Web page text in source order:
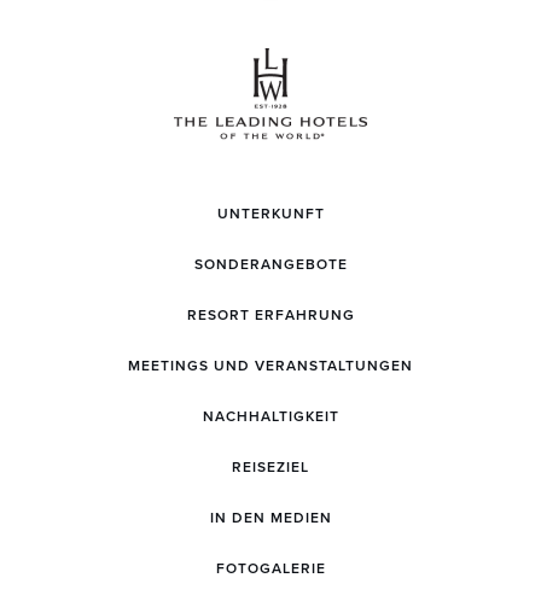
UNTERKUNFT
SONDERANGEBOTE
RESORT ERFAHRUNG
MEETINGS UND VERANSTALTUNGEN
NACHHALTIGKEIT
REISEZIEL
IN DEN MEDIEN
FOTOGALERIE